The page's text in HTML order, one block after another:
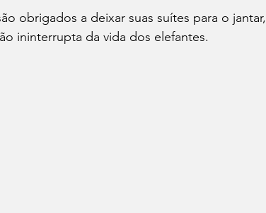
obrigados a deixar suas suítes para o
ininterrupta da vida dos elefantes.